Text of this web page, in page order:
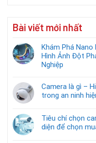
Bài viết mới nhất
Khám Phá Nano
Hình Ảnh Đột
Nghiệp
Camera là gì –
trong an ninh
Tiêu chí chọn
diện để chọn